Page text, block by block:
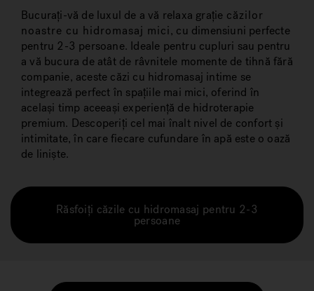
Bucurați-vă de luxul de a vă relaxa grație căzilor
noastre cu hidromasaj mici, cu dimensiuni perfecte
pentru 2-3 persoane. Ideale pentru cupluri sau pentru
a vă bucura de atât de râvnitele momente de tihnă fără
companie, aceste căzi cu hidromasaj intime se
integrează perfect în spațiile mai mici, oferind în
același timp aceeași experiență de hidroterapie
premium. Descoperiți cel mai înalt nivel de confort și
intimitate, în care fiecare cufundare în apă este o oază
de liniște.
Răsfoiți căzile cu hidromasaj pentru 2-3
persoane